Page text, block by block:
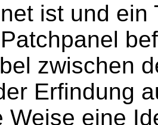
ist und ein
zwischen
Erfindung
Weise eine